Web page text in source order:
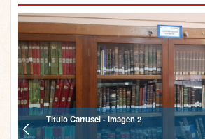
Titulo Carrusel - Imagen 2